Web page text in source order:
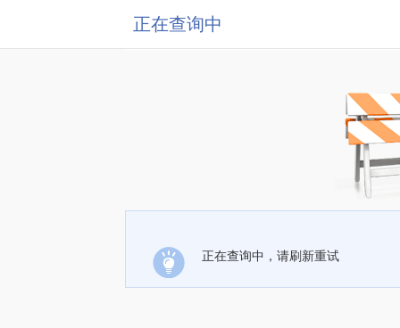
正在查询中
正在查询中，请刷新重试